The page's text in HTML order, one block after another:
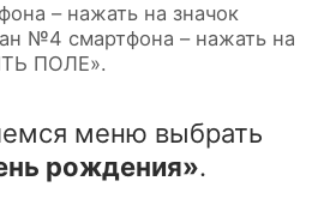
– нажать на значок
№4 смартфона – нажать на
ПОЛЕ».
меню выбрать
рождения».